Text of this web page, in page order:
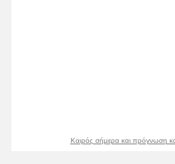
Καιρός σήμερα και πρόγνωση